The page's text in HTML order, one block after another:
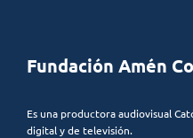
Fundación Amén
Es una productora audiovisual
digital y de televisión.